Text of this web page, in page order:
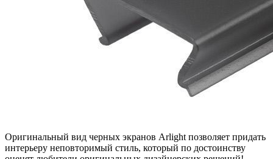
Оригинальный вид черных экранов Arlight позволяет придать
интерьеру неповторимый стиль, который по достоинству